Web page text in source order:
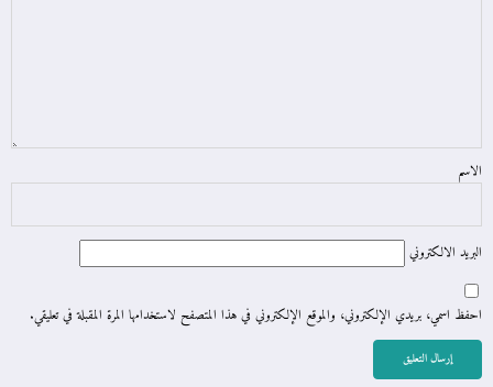
الاسم
البريد الالكتروني
احفظ اسمي، بريدي الإلكتروني، والموقع الإلكتروني في هذا المتصفح لاستخدامها المرة المقبلة في تعليقي.